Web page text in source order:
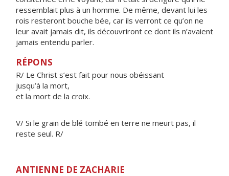
ressemblait plus à un homme. De même, devant lui les
rois resteront bouche bée, car ils verront ce qu’on ne
leur avait jamais dit, ils découvriront ce dont ils n’avaient
jamais entendu parler.
RÉPONS
R/ Le Christ s’est fait pour nous obéissant
jusqu’à la mort,
et la mort de la croix.
V/ Si le grain de blé tombé en terre ne meurt pas, il
reste seul. R/
ANTIENNE DE ZACHARIE